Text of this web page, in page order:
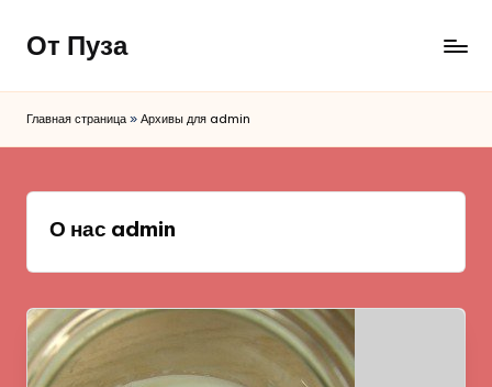
Перейти
содержимому
От Пуза
вкусные
Главная страница » Архивы для admin
О нас admin